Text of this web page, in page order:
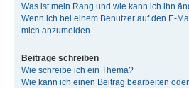
Was ist mein Rang und wie kann ich ihn
Wenn ich bei einem Benutzer auf den E-
mich anzumelden.
Beiträge schreiben
Wie schreibe ich ein Thema?
Wie kann ich einen Beitrag bearbeiten